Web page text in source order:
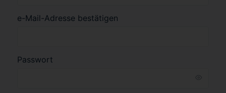
e-Mail-Adresse bestätigen
Passwort